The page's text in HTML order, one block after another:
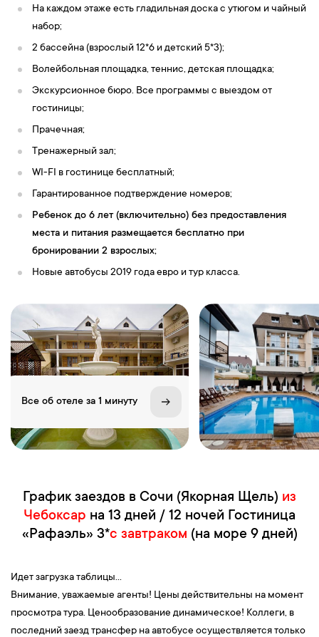
На каждом этаже есть гладильная доска с утюгом и чайный
набор;
2 бассейна (взрослый 12*6 и детский 5*3);
Волейбольная площадка, теннис, детская площадка;
Экскурсионное бюро. Все программы с выездом от
гостиницы;
Прачечная;
Тренажерный зал;
WI-FI в гостинице бесплатный;
Гарантированное подтверждение номеров;
Ребенок до 6 лет (включительно) без предоставления
места и питания размещается бесплатно при
бронировании 2 взрослых;
Новые автобусы 2019 года евро и тур класса.
Все об отеле за 1 минуту
График заездов в Сочи (Якорная Щель) из
Чебоксар на 13 дней / 12 ночей Гостиница
«Рафаэль» 3*с завтраком (на море 9 дней)
Идет загрузка таблицы...
Внимание, уважаемые агенты! Цены действительны на момент
просмотра тура. Ценообразование динамическое! Коллеги, в
последний заезд трансфер на автобусе осуществляется только